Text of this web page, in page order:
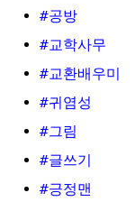
#공방
#교학사무
#교환배우미
#귀염성
#그림
#글쓰기
#긍정맨